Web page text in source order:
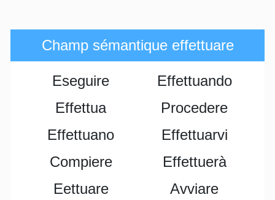
Champ sémantique effettuare
Eseguire
Effettuando
Effettua
Procedere
Effettuano
Effettuarvi
Compiere
Effettuerà
Eettuare
Avviare